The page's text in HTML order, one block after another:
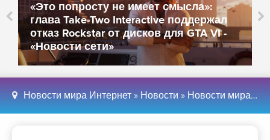
«Это попросту не имеет смысла»:
глава Take-Two Interactive поддержал
отказ Rockstar от дисков для GTA VI -
«Новости сети»
Новости мира Интернет » Новости » Новости мира Интернет